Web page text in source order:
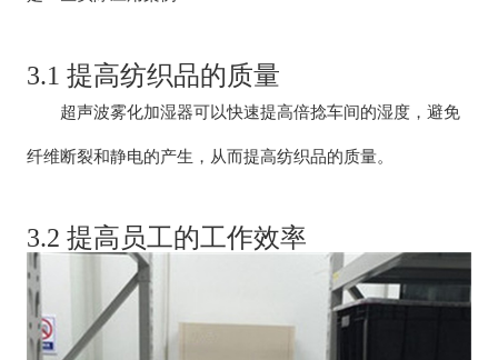
3.1 提高纺织品的质量
超声波雾化加湿器可以快速提高倍捻车间的湿度，避免
纤维断裂和静电的产生，从而提高纺织品的质量。
3.2 提高员工的工作效率